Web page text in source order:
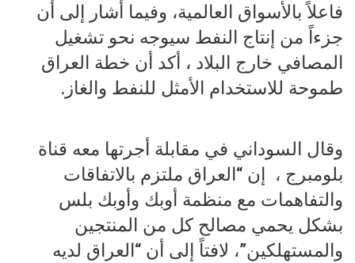
فاعلاً بالأسواق العالمية، وفيما أشار إلى أن
جزءاً من إنتاج النفط سيوجه نحو تشغيل
المصافي خارج البلاد ، أكد أن خطة العراق
طموحة للاستخدام الأمثل للنفط والغاز.
وقال السوداني في مقابلة أجرتها معه قناة
بلومبرج ، إن “العراق ملتزم بالاتفاقات
والتفاهمات مع منظمة أوبك وأوبك بلس
بشكل يحمي مصالح كل من المنتجين
والمستهلكين”، لافتاً إلى أن “العراق لديه